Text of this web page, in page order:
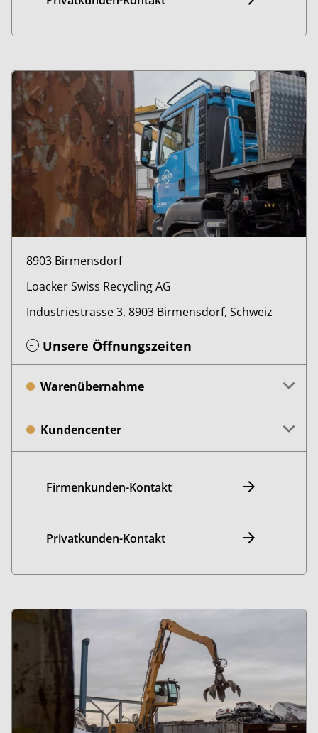
8903 Birmensdorf
Loacker Swiss Recycling AG
Industriestrasse 3, 8903 Birmensdorf, Schweiz
Unsere Öffnungszeiten
Warenübernahme
Kundencenter
Firmenkunden-Kontakt
Privatkunden-Kontakt